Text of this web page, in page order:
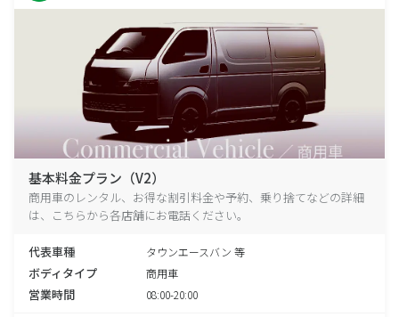
基本料金プラン（V2）
商用車のレンタル、お得な割引料金や予約、乗り捨てなどの詳細
は、こちらから各店舗にお電話ください。
代表車種 タウンエースバン 等
ボディタイプ 商用車
営業時間 08:00-20:00